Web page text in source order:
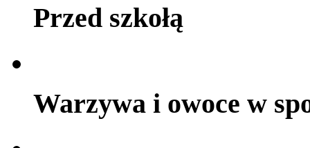
Przed szkołą
Warzywa i owoce w